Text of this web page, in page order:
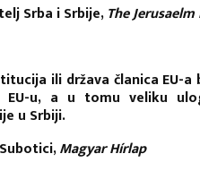
Srba i Srbije,The
ili država članica EU-
EU-u, a u tomu veliku
u Srbiji.
Magyar Hírlap